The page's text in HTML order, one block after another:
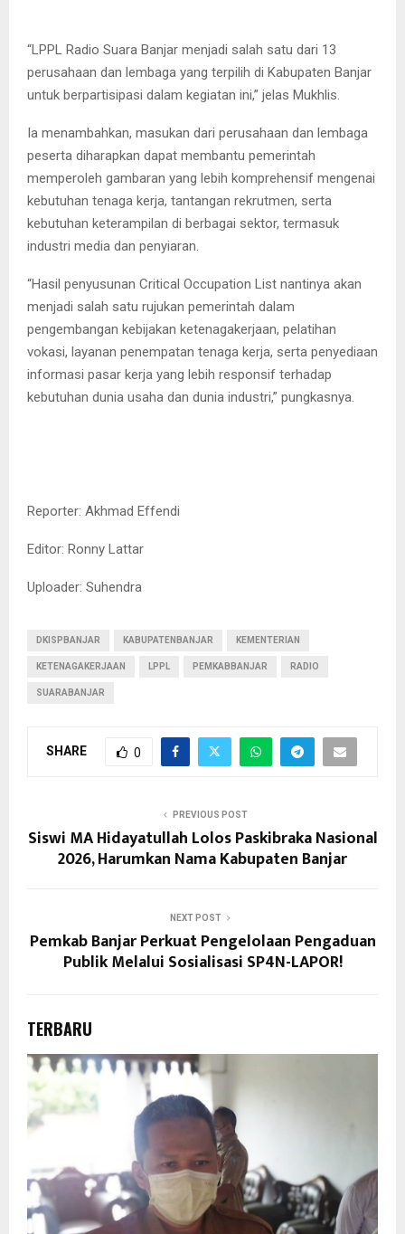
“LPPL Radio Suara Banjar menjadi salah satu dari 13
perusahaan dan lembaga yang terpilih di Kabupaten Banjar
untuk berpartisipasi dalam kegiatan ini,” jelas Mukhlis.
Ia menambahkan, masukan dari perusahaan dan lembaga
peserta diharapkan dapat membantu pemerintah
memperoleh gambaran yang lebih komprehensif mengenai
kebutuhan tenaga kerja, tantangan rekrutmen, serta
kebutuhan keterampilan di berbagai sektor, termasuk
industri media dan penyiaran.
“Hasil penyusunan Critical Occupation List nantinya akan
menjadi salah satu rujukan pemerintah dalam
pengembangan kebijakan ketenagakerjaan, pelatihan
vokasi, layanan penempatan tenaga kerja, serta penyediaan
informasi pasar kerja yang lebih responsif terhadap
kebutuhan dunia usaha dan dunia industri,” pungkasnya.
Reporter: Akhmad Effendi
Editor: Ronny Lattar
Uploader: Suhendra
DKISPBANJAR KABUPATENBANJAR KEMENTERIAN
KETENAGAKERJAAN LPPL PEMKABBANJAR RADIO
SUARABANJAR
SHARE 0
PREVIOUS POST
Siswi MA Hidayatullah Lolos Paskibraka Nasional
2026, Harumkan Nama Kabupaten Banjar
NEXT POST
Pemkab Banjar Perkuat Pengelolaan Pengaduan
Publik Melalui Sosialisasi SP4N-LAPOR!
TERBARU